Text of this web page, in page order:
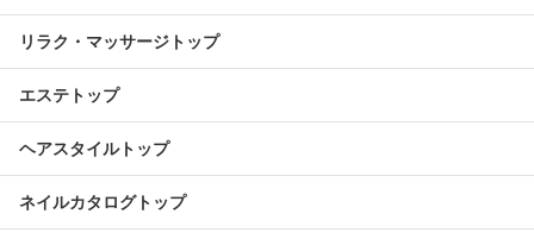
リラク・マッサージトップ
エステトップ
ヘアスタイルトップ
ネイルカタログトップ